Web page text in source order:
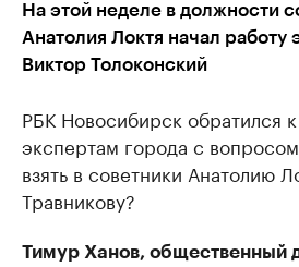
На этой неделе в должности
Анатолия Локтя начал работу
Виктор Толоконский
РБК Новосибирск обратился
экспертам города с
взять в советники Анатолию
Травникову?
Тимур Ханов, общественный